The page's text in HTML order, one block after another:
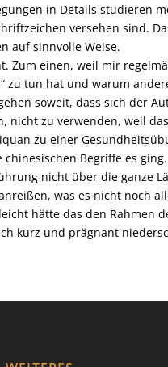
in Details studieren
versehen sind.
auf sinnvolle Weise.
Zum einen, weil mir
zu tun hat und warum
soweit, dass sich der
nicht zu verwenden, weil
zu einer
Begriffe es ging.
nicht über die ganze
was es nicht noch
hätte das den Rahmen
kurz und prägnant